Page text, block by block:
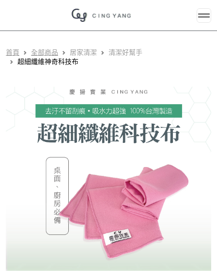
首頁 全部商品 居家清潔
清潔好幫手
超細纖維神奇科技布